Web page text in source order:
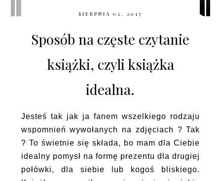
SIERPNIA 02, 2017
Sposób na częste czytanie
książki, czyli książka
idealna.
Jesteś tak jak ja fanem wszelkiego rodzaju
wspomnień wywołanych na zdjęciach ? Tak
? To świetnie się składa, bo mam dla Ciebie
idealny pomysł na formę prezentu dla drugiej
połówki, dla siebie lub kogoś bliskiego.